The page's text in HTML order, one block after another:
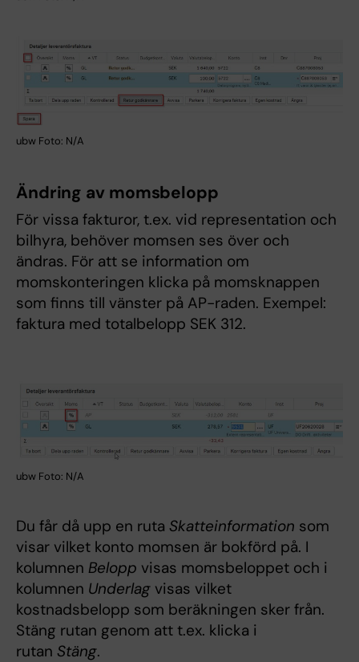
ubw Foto: N/A
Ändring av momsbelopp
För vissa fakturor, t.ex. vid representation och
bilhyra, behöver momsen ses över och
ändras. För att se information om
momskonteringen klicka på momsknappen
som finns till vänster på AP-raden. Exempel:
faktura med totalbelopp SEK 312.
ubw Foto: N/A
Du får då upp en ruta Skatteinformation som
visar vilket konto momsen är bokförd på. I
kolumnen Belopp visas momsbeloppet och i
kolumnen Underlag visas vilket
kostnadsbelopp som beräkningen sker från.
Stäng rutan genom att t.ex. klicka i
rutan Stäng.